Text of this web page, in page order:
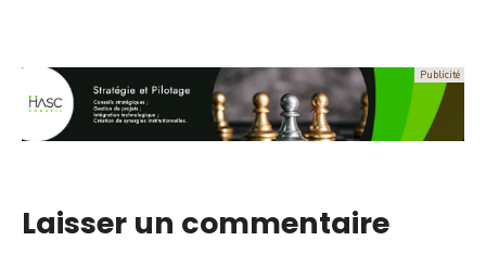
Laisser un commentaire